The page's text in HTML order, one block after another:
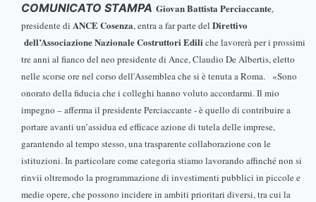
COMUNICATO STAMPA Giovan Battista Perciaccante,
presidente di ANCE Cosenza, entra a far parte del Direttivo
dell’Associazione Nazionale Costruttori Edili che lavorerà per i prossimi
tre anni al fianco del neo presidente di Ance, Claudio De Albertis, eletto
nelle scorse ore nel corso dell'Assemblea che si è tenuta a Roma. «Sono
onorato della fiducia che i colleghi hanno voluto accordarmi. Il mio
impegno – afferma il presidente Perciaccante - è quello di contribuire a
portare avanti un’assidua ed efficace azione di tutela delle imprese,
garantendo al tempo stesso, una trasparente collaborazione con le
istituzioni. In particolare come categoria stiamo lavorando affinché non si
rinvii oltremodo la programmazione di investimenti pubblici in piccole e
medie opere, che possono incidere in ambiti prioritari diversi, tra cui la